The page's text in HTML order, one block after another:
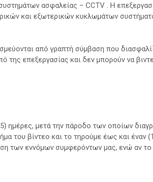
ασφαλείας – CCTV . H
και εξωτερικών κυκλωμάτων
από γραπτή σύμβαση που
της επεξεργασίας και δεν μπορούν να
ημέρες, μετά την πάροδο των οποίων
του βίντεο και το τηρούμε έως και έναν
των εννόμων συμφερόντων μας, ενώ αν